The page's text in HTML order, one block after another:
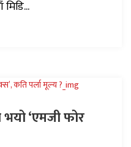
‘एमजी फोर